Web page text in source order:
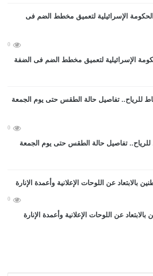
0
الإسرائيلية لتعميق مخطط الضم فى الضفة
0
تفاصيل حالة الطقس حتى يوم الجمعة
0
بالابتعاد عن اللوحات الإعلانية وأعمدة الإنارة